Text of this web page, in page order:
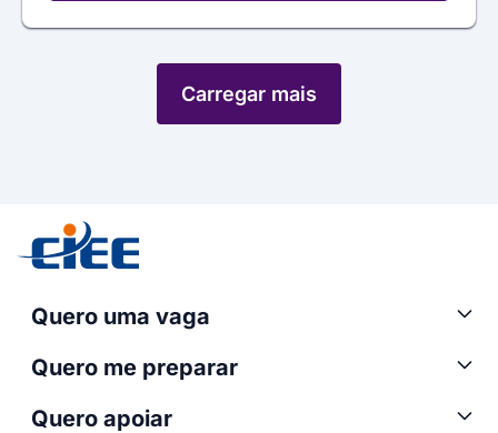
Carregar mais
Quero uma vaga
Quero me preparar
Quero apoiar